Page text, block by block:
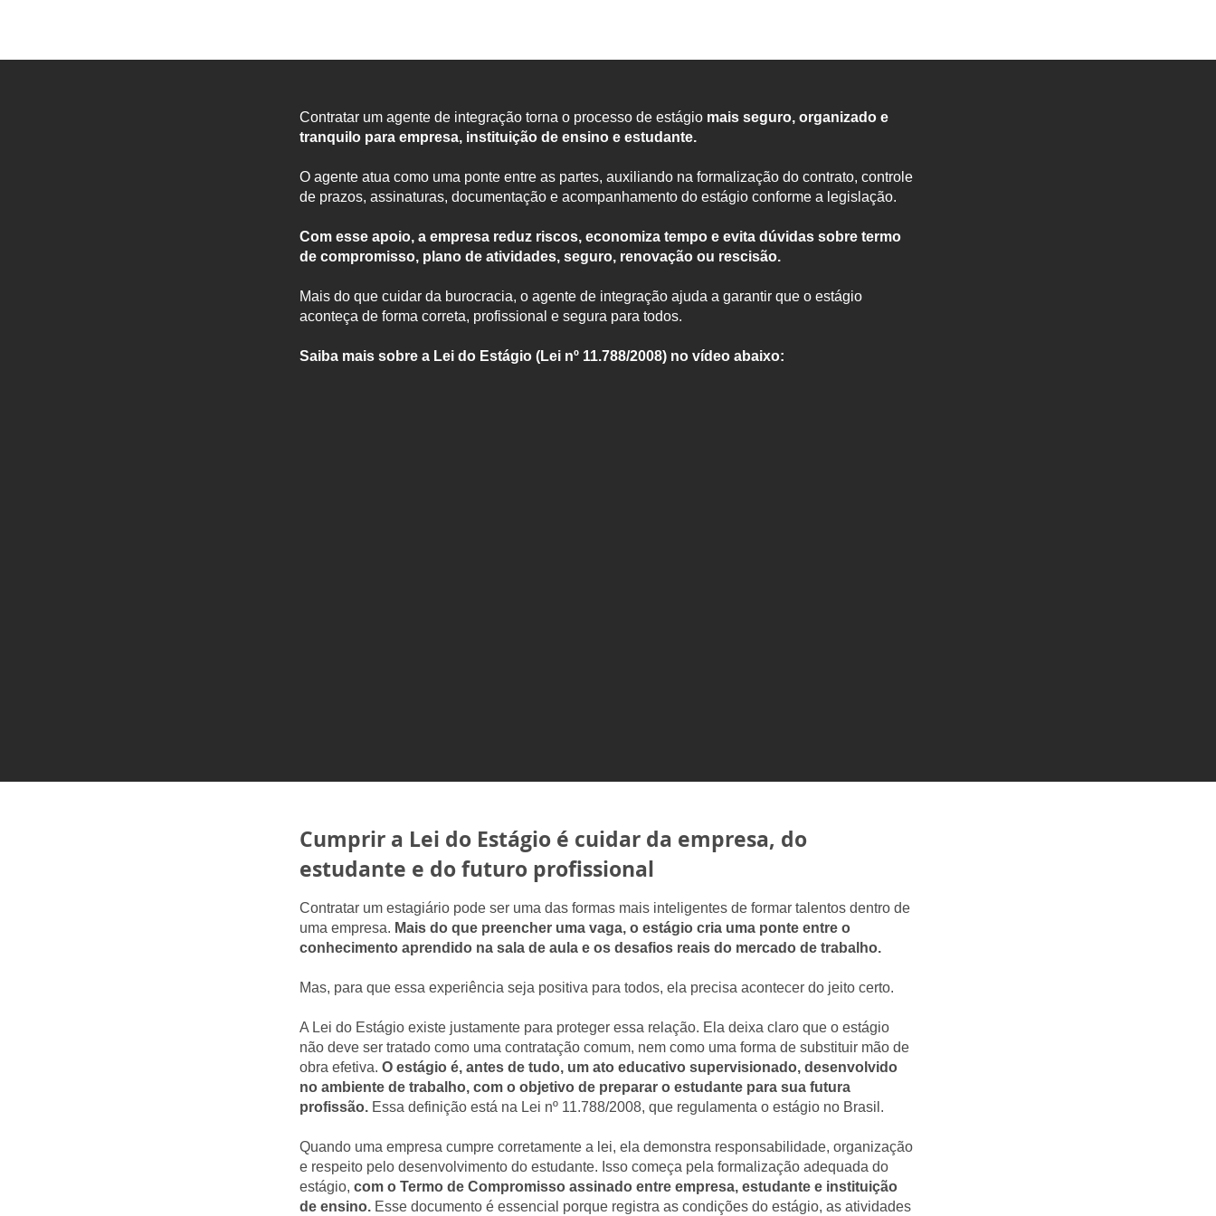
Contratar um agente de integração torna o processo de estágio mais seguro, organizado e
tranquilo para empresa, instituição de ensino e estudante.
O agente atua como uma ponte entre as partes, auxiliando na formalização do contrato, controle
de prazos, assinaturas, documentação e acompanhamento do estágio conforme a legislação.
Com esse apoio, a empresa reduz riscos, economiza tempo e evita dúvidas sobre termo
de compromisso, plano de atividades, seguro, renovação ou rescisão.
Mais do que cuidar da burocracia, o agente de integração ajuda a garantir que o estágio
aconteça de forma correta, profissional e segura para todos.
Saiba mais sobre a Lei do Estágio (Lei nº 11.788/2008) no vídeo abaixo:
Cumprir a Lei do Estágio é cuidar da empresa, do
estudante e do futuro profissional
Contratar um estagiário pode ser uma das formas mais inteligentes de formar talentos dentro de
uma empresa. Mais do que preencher uma vaga, o estágio cria uma ponte entre o
conhecimento aprendido na sala de aula e os desafios reais do mercado de trabalho.
Mas, para que essa experiência seja positiva para todos, ela precisa acontecer do jeito certo.
A Lei do Estágio existe justamente para proteger essa relação. Ela deixa claro que o estágio
não deve ser tratado como uma contratação comum, nem como uma forma de substituir mão de
obra efetiva. O estágio é, antes de tudo, um ato educativo supervisionado, desenvolvido
no ambiente de trabalho, com o objetivo de preparar o estudante para sua futura
profissão. Essa definição está na Lei nº 11.788/2008, que regulamenta o estágio no Brasil.
Quando uma empresa cumpre corretamente a lei, ela demonstra responsabilidade, organização
e respeito pelo desenvolvimento do estudante. Isso começa pela formalização adequada do
estágio, com o Termo de Compromisso assinado entre empresa, estudante e instituição
de ensino. Esse documento é essencial porque registra as condições do estágio, as atividades